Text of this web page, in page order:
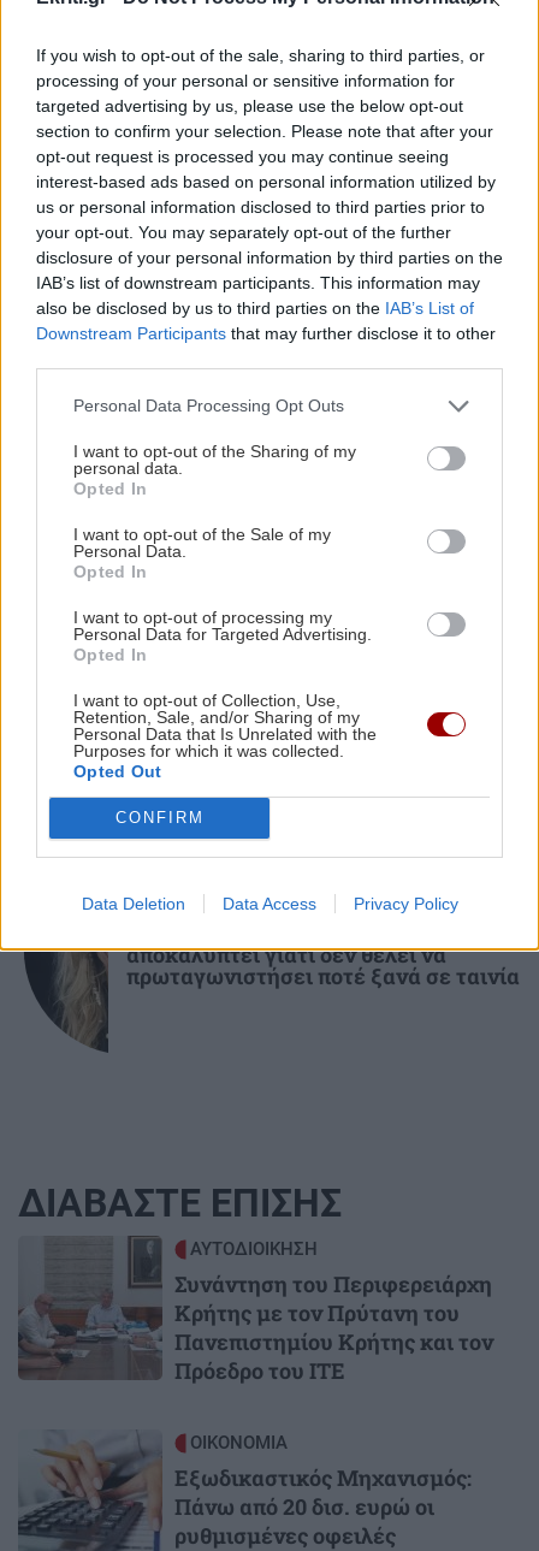
If you wish to opt-out of the sale, sharing to third parties, or
processing of your personal or sensitive information for
targeted advertising by us, please use the below opt-out
section to confirm your selection. Please note that after your
opt-out request is processed you may continue seeing
interest-based ads based on personal information utilized by
us or personal information disclosed to third parties prior to
your opt-out. You may separately opt-out of the further
disclosure of your personal information by third parties on the
IAB’s list of downstream participants. This information may
also be disclosed by us to third parties on the IAB’s List of
Downstream Participants that may further disclose it to other
Personal Data Processing Opt Outs
I want to opt-out of the Sharing of my
personal data.
Opted In
I want to opt-out of the Sale of my
Personal Data.
Opted In
I want to opt-out of processing my
Personal Data for Targeted Advertising.
Opted In
I want to opt-out of Collection, Use,
Retention, Sale, and/or Sharing of my
Personal Data that Is Unrelated with the
Purposes for which it was collected.
Opted Out
CONFIRM
Data Deletion Data Access Privacy Policy
22:46
ΟΙΚΟΝΟΜΙΑ
Εξωδικαστικός Μηχανισμός: Πάνω από 20 δισ.
ευρώ οι ρυθμισμένες οφειλές
22:35
ΕΠΙΣΤΗΜΗ
Μικροσκοπικές δίνες ανακαλύφθηκαν για
πρώτη φορά στην επιφάνεια του Ήλιου
22:22
ΑΠΟΨΕΙΣ
Ο ναός του Σωτήρος Χριστού στο χωριό μου το
Φουρνοφάραγγο. Της Μαρίας Καραταράκη*
22:10
ΑΘΛΗΤΙΚΑ
Εθνική ομάδα μπάσκετ
22:00
GOSSIP - LIFESTYLE
Το σόι σου: Τι αλλάζει τη νέα σεζόν;
ΣΧΕΣΕΙΣ ΚΑΙ SEX
Πώς τερματίζονται οι σχέσεις με
αξιοπρέπεια
εμφάνιση και η πρόκριση θα κριθεί
στη Σόφια για τον Παναθηναϊκό
ΑΘΛΗΤΙΚΑ
ΟΦΗ - Η προσοχή στο Σούπερ Καπ με
ΑΕΚ
αποκαλύπτει γιατί δεν θέλει να
πρωταγωνιστήσει ποτέ ξανά σε ταινία
ΔΙΑΒΑΣΤΕ ΕΠΙΣΗΣ
ΑΥΤΟΔΙΟΙΚΗΣΗ
Συνάντηση του Περιφερειάρχη
Κρήτης με τον Πρύτανη του
Πανεπιστημίου Κρήτης και τον
Πρόεδρο του ΙΤΕ
ΟΙΚΟΝΟΜΙΑ
Εξωδικαστικός Μηχανισμός:
Πάνω από 20 δισ. ευρώ οι
ρυθμισμένες οφειλές